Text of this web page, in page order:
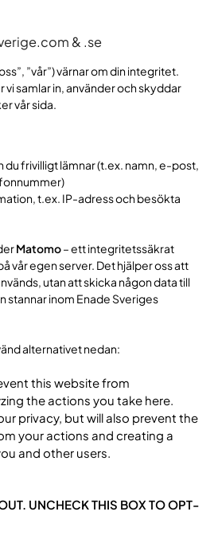
& .se
”vår”) värnar om din integritet.
vi samlar in, använder och skyddar
vår sida.
frivilligt lämnar (t.ex. namn, e-post,
t.ex. IP-adress och besökta
Matomo– ett integritetssäkrat
vår egen server. Det hjälper oss att
utan att skicka någon data till
stannar inom Enade Sveriges
alternativet nedan:
this website from
the actions you take here.
privacy, but will also prevent the
your actions and creating a
and other users.
UNCHECK THIS BOX TO OPT-